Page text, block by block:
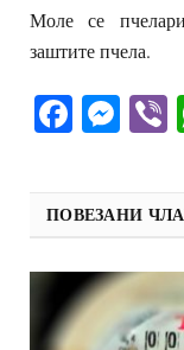
Моле се
заштите пчела.
ПОВЕЗАНИ